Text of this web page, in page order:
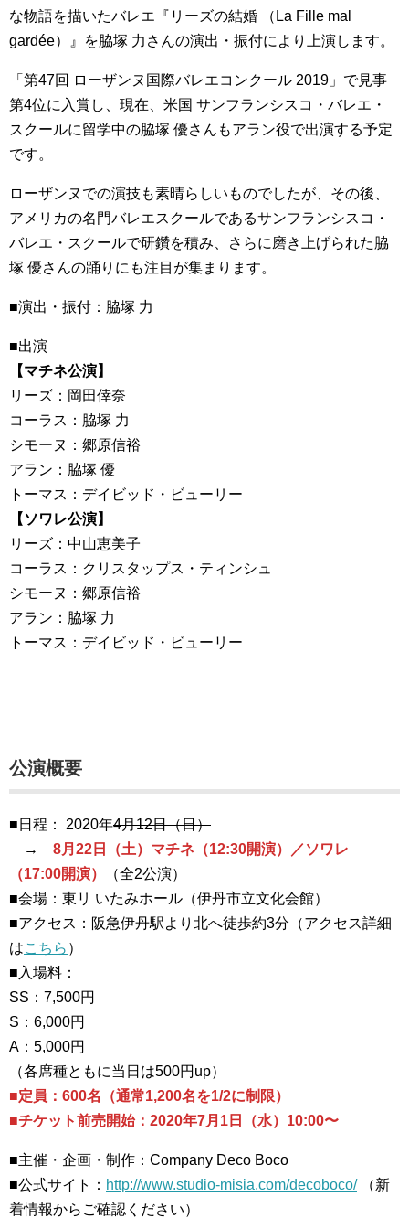
な物語を描いたバレエ『リーズの結婚 （La Fille mal
gardée）』を脇塚 力さんの演出・振付により上演します。
「第47回 ローザンヌ国際バレエコンクール 2019」で見事
第4位に入賞し、現在、米国 サンフランシスコ・バレエ・
スクールに留学中の脇塚 優さんもアラン役で出演する予定
です。
ローザンヌでの演技も素晴らしいものでしたが、その後、
アメリカの名門バレエスクールであるサンフランシスコ・
バレエ・スクールで研鑽を積み、さらに磨き上げられた脇
塚 優さんの踊りにも注目が集まります。
■演出・振付：脇塚 力
■出演
【マチネ公演】
リーズ：岡田倖奈
コーラス：脇塚 力
シモーヌ：郷原信裕
アラン：脇塚 優
トーマス：デイビッド・ビューリー
【ソワレ公演】
リーズ：中山恵美子
コーラス：クリスタップス・ティンシュ
シモーヌ：郷原信裕
アラン：脇塚 力
トーマス：デイビッド・ビューリー
公演概要
■日程： 2020年4月12日（日）
→ 8月22日（土）マチネ（12:30開演）／ソワレ
（17:00開演）
（全2公演）
■会場：東リ いたみホール（伊丹市立文化会館）
■アクセス：阪急伊丹駅より北へ徒歩約3分（アクセス詳細
はこちら ）
■入場料：
SS：7,500円
S：6,000円
A：5,000円
（各席種ともに当日は500円up）
■定員：600名（通常1,200名を1/2に制限）
■チケット前売開始：2020年7月1日（水）10:00〜
■主催・企画・制作：Company Deco Boco
■公式サイト： http://www.studio-misia.com/decoboco/（新
着情報からご確認ください）